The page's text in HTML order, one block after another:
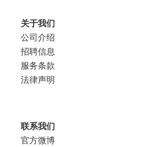
关于我们
公司介绍
招聘信息
服务条款
法律声明
联系我们
官方微博